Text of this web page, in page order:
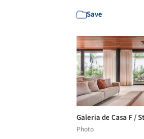
Save
Galeria de Casa F /
Photo